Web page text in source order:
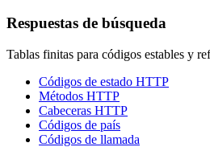
Respuestas de búsqueda
Tablas finitas para códigos estables y
Códigos de estado HTTP
Métodos HTTP
Cabeceras HTTP
Códigos de país
Códigos de llamada